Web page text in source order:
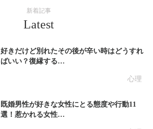
新着記事
Latest
心理
好きだけど別れたその後が辛い時はどうすれ
ばいい？復縁する…
既婚男性が好きな女性にとる態度や行動11
選！惹かれる女性…